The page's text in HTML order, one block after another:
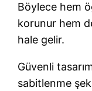
Böylece hem
korunur hem
hale gelir.
Güvenli
sabitlenme